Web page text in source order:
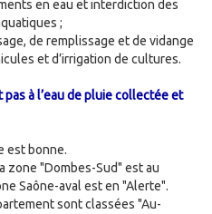
en eau et interdiction des
;
de remplissage et de vidange
et d’irrigation de cultures.
à l’eau de pluie collectée et
est bonne.
zone "Dombes-Sud" est au
Saône-aval est en "Alerte".
sont classées "Au-